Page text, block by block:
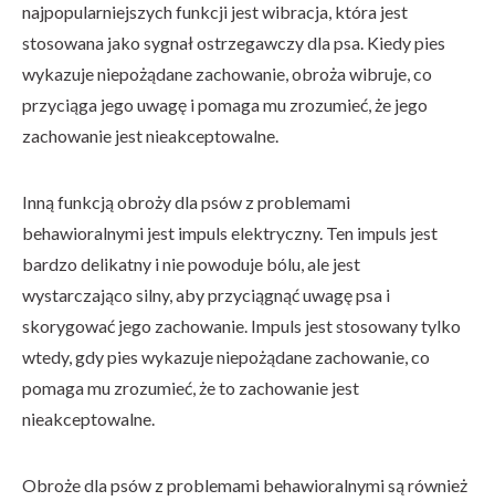
najpopularniejszych funkcji jest wibracja, która jest
stosowana jako sygnał ostrzegawczy dla psa. Kiedy pies
wykazuje niepożądane zachowanie, obroża wibruje, co
przyciąga jego uwagę i pomaga mu zrozumieć, że jego
zachowanie jest nieakceptowalne.
Inną funkcją obroży dla psów z problemami
behawioralnymi jest impuls elektryczny. Ten impuls jest
bardzo delikatny i nie powoduje bólu, ale jest
wystarczająco silny, aby przyciągnąć uwagę psa i
skorygować jego zachowanie. Impuls jest stosowany tylko
wtedy, gdy pies wykazuje niepożądane zachowanie, co
pomaga mu zrozumieć, że to zachowanie jest
nieakceptowalne.
Obroże dla psów z problemami behawioralnymi są również